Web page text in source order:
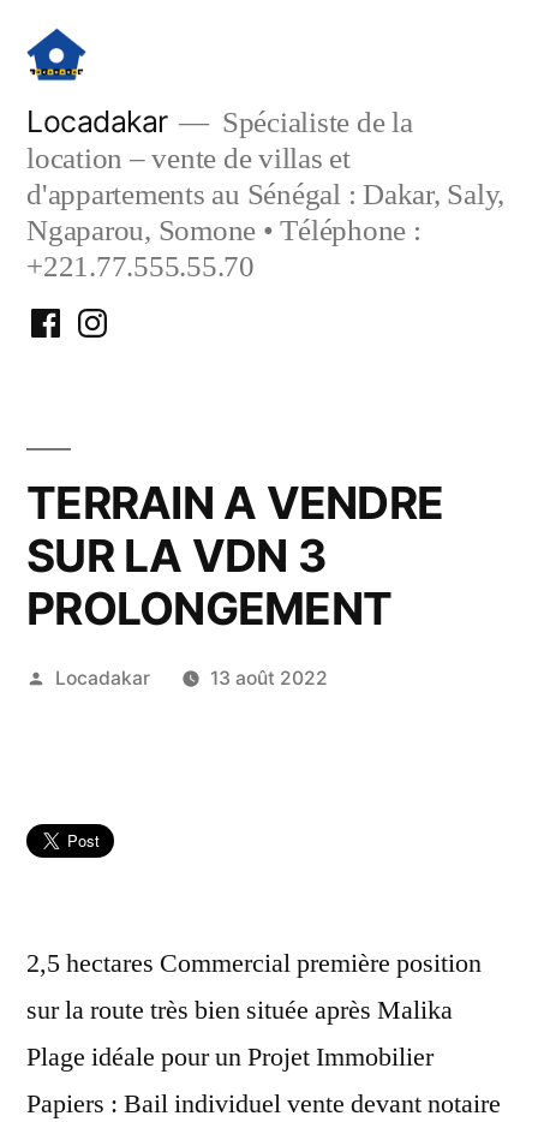
contenu
Locadakar
Spécialiste de la
location – vente de villas et
d'appartements au Sénégal : Dakar, Saly,
Ngaparou, Somone • Téléphone :
+221.77.555.55.70
FacebookInstagram
TERRAIN A VENDRE
SUR LA VDN 3
PROLONGEMENT
Publié
Locadakar 13 août 2022
2,5 hectares Commercial première position
sur la route très bien située après Malika
Plage idéale pour un Projet Immobilier
Papiers : Bail individuel vente devant notaire